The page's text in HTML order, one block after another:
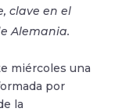
clave en el
Alemania.
miércoles una
por
la